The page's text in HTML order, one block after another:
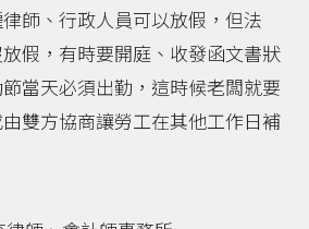
師、行政人員可以放假，但法
假，有時要開庭、收發函文書狀
當天必須出勤，這時候老闆就要
雙方協商讓勞工在其他工作日補